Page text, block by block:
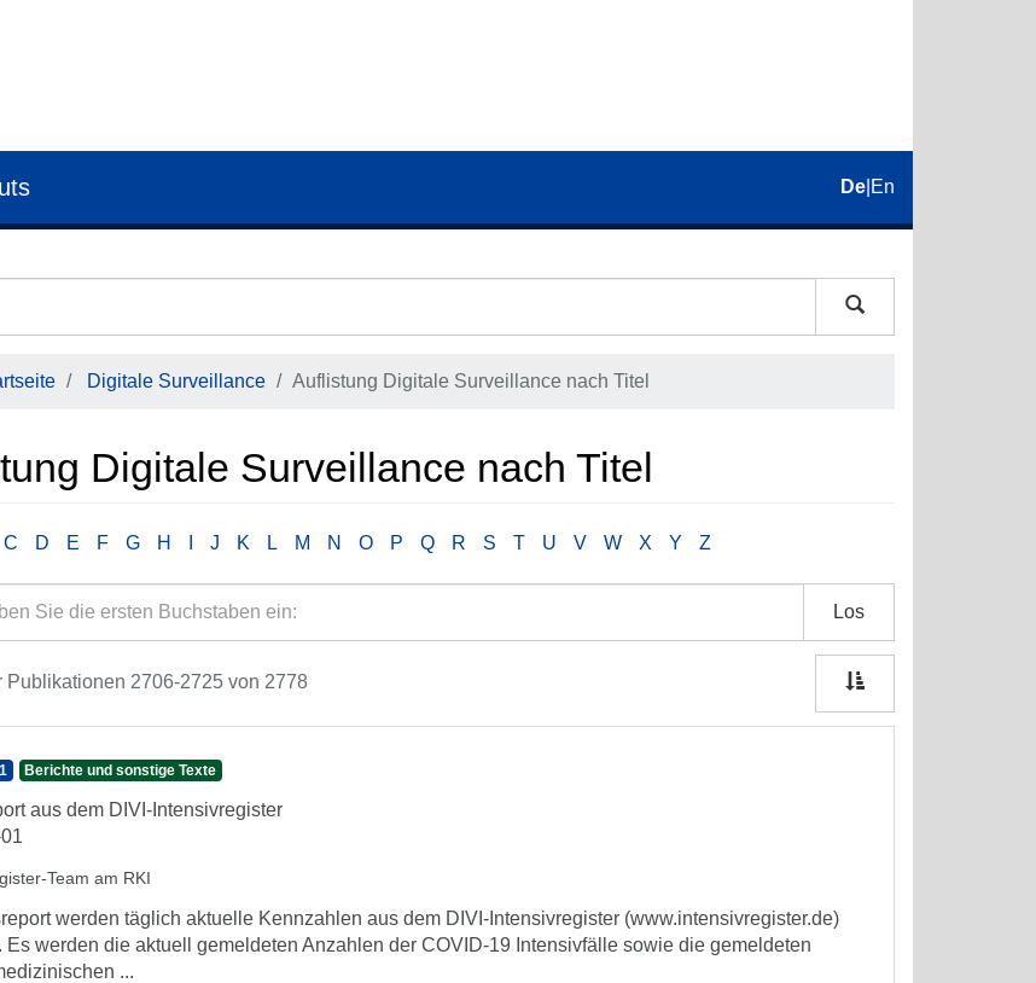
De En
Digitale Surveillance Auflistung Digitale Surveillance nach Titel
Digitale Surveillance nach Titel
C D E F G H J K L M N O P Q R S T U V W X Y Z
Los
Publikationen 2706-2725 von 2778
Berichte und sonstige Texte
aus dem DIVI-Intensivregister
Team am RKI
werden täglich aktuelle Kennzahlen aus dem DIVI-Intensivregister (www.intensivregister.de)
Es werden die aktuell gemeldeten Anzahlen der COVID-19 Intensivfälle sowie die gemeldeten
...